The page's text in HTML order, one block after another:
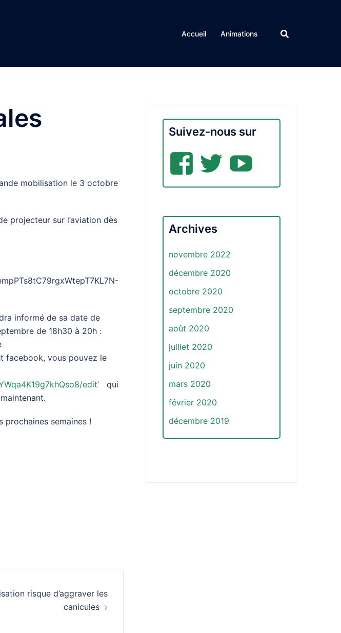
Accueil Animations
mobilisation le 3 octobre
projecteur sur l’aviation dès
informé de sa date de
de 18h30 à 20h :
facebook, vous pouvez le
edit’ qui
semaines !
risque d’aggraver les
canicules
Suivez-nous sur
Facebook
Twitter
Archives
novembre 2022
décembre 2020
octobre 2020
septembre 2020
août 2020
juillet 2020
juin 2020
mars 2020
février 2020
décembre 2019